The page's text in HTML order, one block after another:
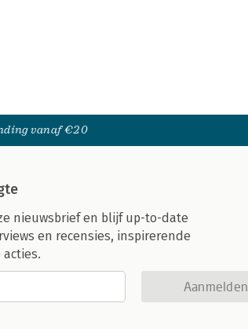
vanaf €20
nieuwsbrief en blijf up-to-date
en recensies, inspirerende
Aanmelden